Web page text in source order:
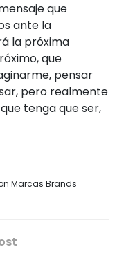
que
ante la
la próxima
que
pensar
pero realmente
tenga que ser,
Marcas Brands